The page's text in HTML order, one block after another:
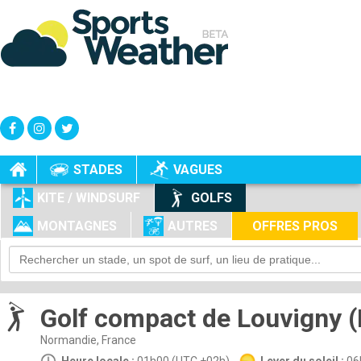
STADES
VAGUES
KITE / WINDSURF
GOLFS
MONTAGNES
AUTRES OFFRES PROS
+
-
Golf compact de Louvigny
Normandie, France